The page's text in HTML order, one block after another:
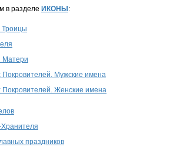
в разделе ИКОНЫ :
Троицы
Матери
Мужские имена
Женские имена
праздников